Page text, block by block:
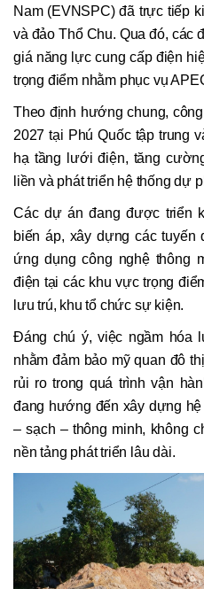
Nam (EVNSPC) đã trực tiếp
và đảo Thổ Chu. Qua đó, các
giá năng lực cung cấp điện
trọng điểm nhằm phục vụ
Theo định hướng chung,
2027 tại Phú Quốc tập trung
hạ tầng lưới điện, tăng
liền và phát triển hệ thống dự
Các dự án đang được triển
biến áp, xây dựng các tuyến
ứng dụng công nghệ thông
điện tại các khu vực trọng
lưu trú, khu tổ chức sự kiện.
Đáng chú ý, việc ngầm hóa
nhằm đảm bảo mỹ quan đô
rủi ro trong quá trình vận
đang hướng đến xây dựng
– sạch – thông minh, không
nền tảng phát triển lâu dài.